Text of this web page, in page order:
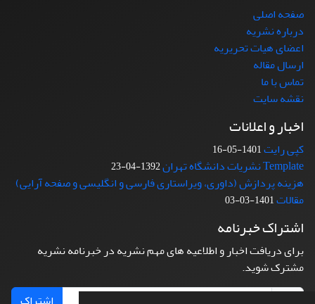
صفحه اصلی
درباره نشریه
اعضای هیات تحریریه
ارسال مقاله
تماس با ما
نقشه سایت
اخبار و اعلانات
کپی رایت1401-05-16
Template نشریات دانشگاه تهران 1392-04-23
هزینه پردازش (داوری، ویراستاری فارسی و انگلیسی و صفحه آرایی)
مقالات1401-03-03
اشتراک خبرنامه
برای دریافت اخبار و اطلاعیه های مهم نشریه در خبرنامه نشریه
مشترک شوید.